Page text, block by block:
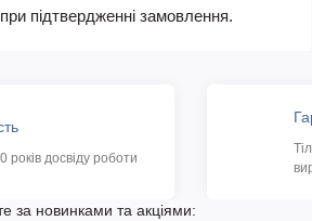
підтвердженні замовлення.
років досвіду роботи
за новинками та акціями: